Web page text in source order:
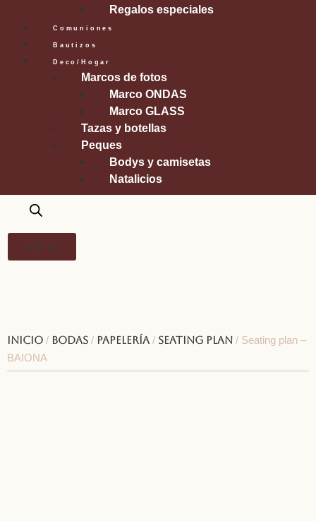
Regalos especiales
Comuniones
Bautizos
Deco/Hogar
Marcos de fotos
Marco ONDAS
Marco GLASS
Tazas y botellas
Peques
Bodys y camisetas
Natalicios
0,00 € 0
Inicio / Bodas / Papelería / Seating plan / Seating plan –
BAIONA